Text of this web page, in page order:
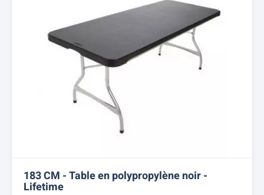
183 CM - Table en polypropylène noir -
Lifetime